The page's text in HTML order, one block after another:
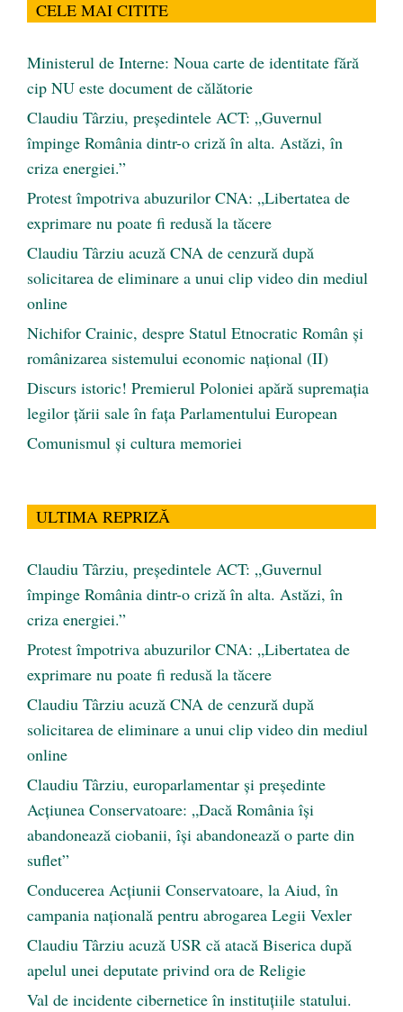
CELE MAI CITITE
Ministerul de Interne: Noua carte de identitate fără
cip NU este document de călătorie
Claudiu Târziu, președintele ACT: „Guvernul
împinge România dintr-o criză în alta. Astăzi, în
criza energiei.”
Protest împotriva abuzurilor CNA: „Libertatea de
exprimare nu poate fi redusă la tăcere
Claudiu Târziu acuză CNA de cenzură după
solicitarea de eliminare a unui clip video din mediul
online
Nichifor Crainic, despre Statul Etnocratic Român şi
românizarea sistemului economic naţional (II)
Discurs istoric! Premierul Poloniei apără supremația
legilor țării sale în fața Parlamentului European
Comunismul şi cultura memoriei
ULTIMA REPRIZĂ
Claudiu Târziu, președintele ACT: „Guvernul
împinge România dintr-o criză în alta. Astăzi, în
criza energiei.”
Protest împotriva abuzurilor CNA: „Libertatea de
exprimare nu poate fi redusă la tăcere
Claudiu Târziu acuză CNA de cenzură după
solicitarea de eliminare a unui clip video din mediul
online
Claudiu Târziu, europarlamentar și președinte
Acțiunea Conservatoare: „Dacă România își
abandonează ciobanii, își abandonează o parte din
suflet”
Conducerea Acțiunii Conservatoare, la Aiud, în
campania națională pentru abrogarea Legii Vexler
Claudiu Târziu acuză USR că atacă Biserica după
apelul unei deputate privind ora de Religie
Val de incidente cibernetice în instituțiile statului.